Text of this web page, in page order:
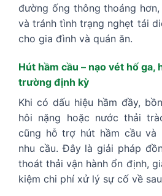
đường ống thông thoáng
và tránh tình trạng nghẹt tái
cho gia đình và quán ăn.
Hút hầm cầu – nạo vét hố ga,
trường định kỳ
Khi có dấu hiệu hầm đầy,
hôi nặng hoặc nước thải
cũng hỗ trợ hút hầm cầu và
nhu cầu. Đây là giải pháp
thoát thải vận hành ổn định,
kiệm chi phí xử lý sự cố về